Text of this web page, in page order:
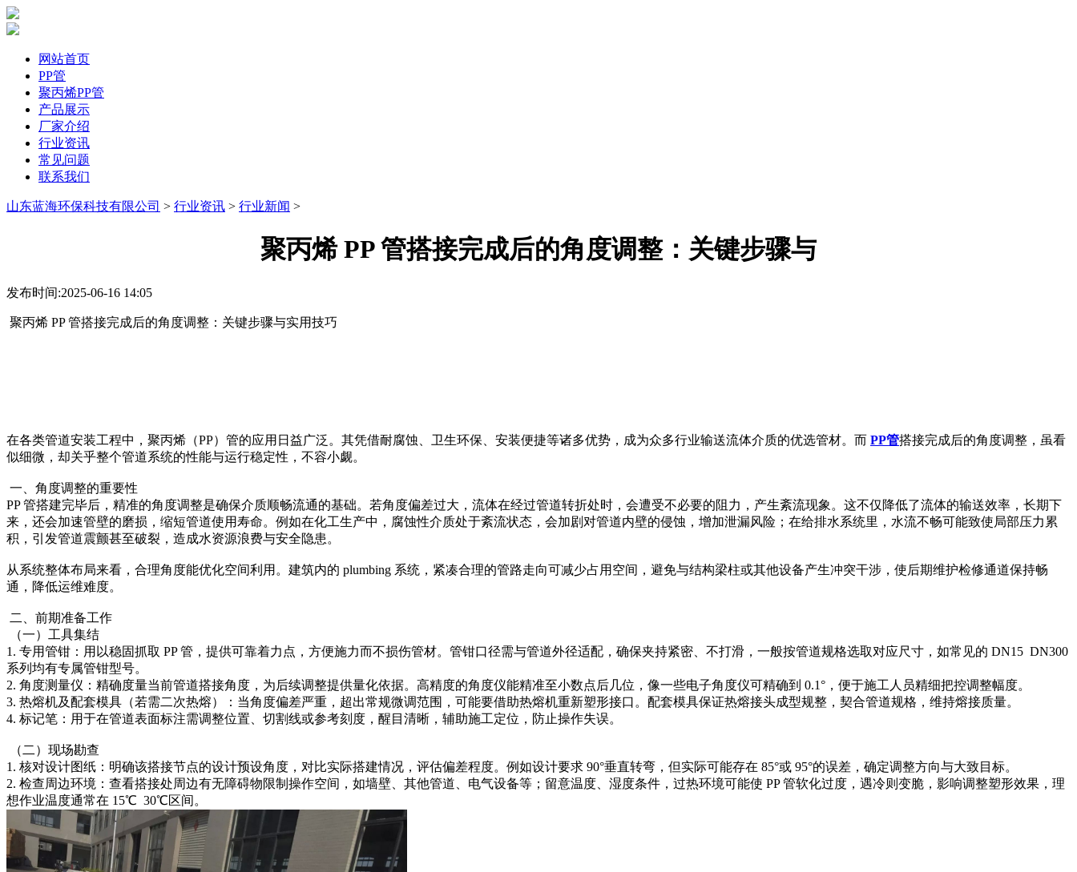
网站首页
PP管
聚丙烯PP管
产品展示
厂家介绍
行业资讯
常见问题
联系我们
山东蓝海环保科技有限公司 > 行业资讯 > 行业新闻 >
聚丙烯 PP 管搭接完成后的角度调整：关键步骤与
发布时间:2025-06-16 14:05
聚丙烯 PP 管搭接完成后的角度调整：关键步骤与实用技巧
在各类管道安装工程中，聚丙烯（PP）管的应用日益广泛。其凭借耐腐蚀、卫生环保、安装便捷等诸多优势，成为众多行业输送流体介质的优选管材。而 PP管搭接完成后的角度调整，虽看
似细微，却关乎整个管道系统的性能与运行稳定性，不容小觑。
一、角度调整的重要性
PP 管搭建完毕后，精准的角度调整是确保介质顺畅流通的基础。若角度偏差过大，流体在经过管道转折处时，会遭受不必要的阻力，产生紊流现象。这不仅降低了流体的输送效率，长期下
来，还会加速管壁的磨损，缩短管道使用寿命。例如在化工生产中，腐蚀性介质处于紊流状态，会加剧对管道内壁的侵蚀，增加泄漏风险；在给排水系统里，水流不畅可能致使局部压力累
积，引发管道震颤甚至破裂，造成水资源浪费与安全隐患。
从系统整体布局来看，合理角度能优化空间利用。建筑内的 plumbing 系统，紧凑合理的管路走向可减少占用空间，避免与结构梁柱或其他设备产生冲突干涉，使后期维护检修通道保持畅
通，降低运维难度。
二、前期准备工作
（一）工具集结
1. 专用管钳：用以稳固抓取 PP 管，提供可靠着力点，方便施力而不损伤管材。管钳口径需与管道外径适配，确保夹持紧密、不打滑，一般按管道规格选取对应尺寸，如常见的 DN15 DN300
系列均有专属管钳型号。
2. 角度测量仪：精确度量当前管道搭接角度，为后续调整提供量化依据。高精度的角度仪能精准至小数点后几位，像一些电子角度仪可精确到 0.1°，便于施工人员精细把控调整幅度。
3. 热熔机及配套模具（若需二次热熔）：当角度偏差严重，超出常规微调范围，可能要借助热熔机重新塑形接口。配套模具保证热熔接头成型规整，契合管道规格，维持熔接质量。
4. 标记笔：用于在管道表面标注需调整位置、切割线或参考刻度，醒目清晰，辅助施工定位，防止操作失误。
（二）现场勘查
1. 核对设计图纸：明确该搭接节点的设计预设角度，对比实际搭建情况，评估偏差程度。例如设计要求 90°垂直转弯，但实际可能存在 85°或 95°的误差，确定调整方向与大致目标。
2. 检查周边环境：查看搭接处周边有无障碍物限制操作空间，如墙壁、其他管道、电气设备等；留意温度、湿度条件，过热环境可能使 PP 管软化过度，遇冷则变脆，影响调整塑形效果，理
想作业温度通常在 15℃ 30℃区间。